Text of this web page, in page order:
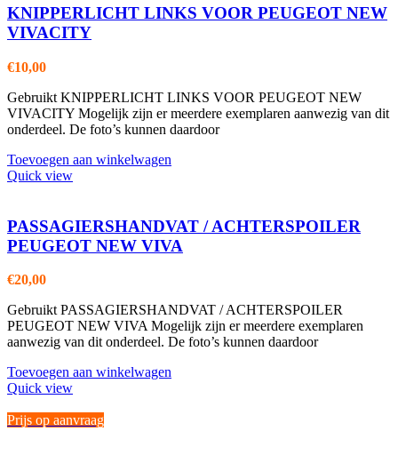
KNIPPERLICHT LINKS VOOR PEUGEOT NEW
VIVACITY
€10,00
Gebruikt KNIPPERLICHT LINKS VOOR PEUGEOT NEW
VIVACITY Mogelijk zijn er meerdere exemplaren aanwezig van dit
onderdeel. De foto’s kunnen daardoor
Toevoegen aan winkelwagen
Quick view
PASSAGIERSHANDVAT / ACHTERSPOILER
PEUGEOT NEW VIVA
€20,00
Gebruikt PASSAGIERSHANDVAT / ACHTERSPOILER
PEUGEOT NEW VIVA Mogelijk zijn er meerdere exemplaren
aanwezig van dit onderdeel. De foto’s kunnen daardoor
Toevoegen aan winkelwagen
Quick view
Prijs op aanvraag